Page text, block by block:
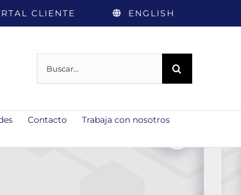
CLIENTE ENGLISH
Contacto
Trabaja con nosotros